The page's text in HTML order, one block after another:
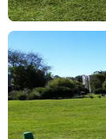
Corredor
Mariano Luis
Macarena
En cumplimiento
inmobiliario, Ley
Lealtad
normas del